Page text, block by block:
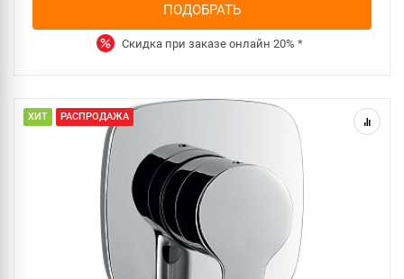
ПОДОБРАТЬ
Скидка при заказе онлайн 20% *
ХИТ РАСПРОДАЖА